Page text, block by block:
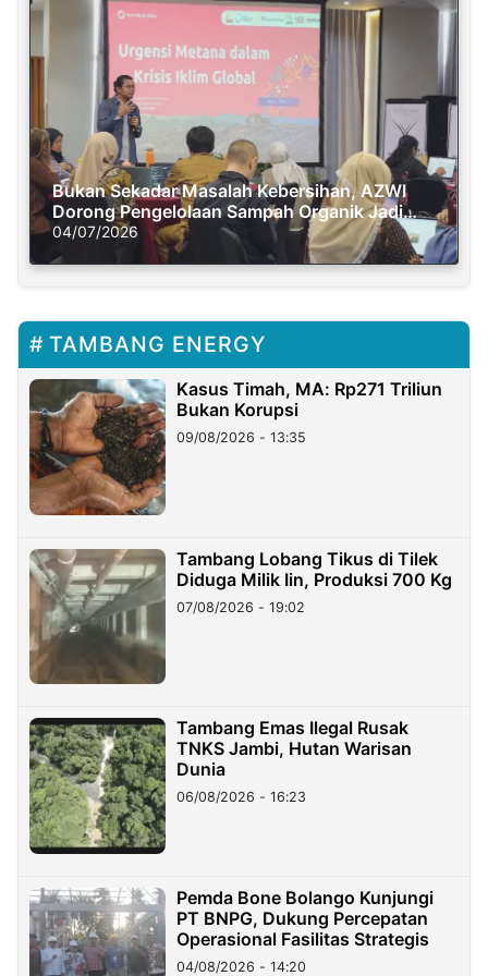
Bukan Sekadar Masalah Kebersihan, AZWI
Dorong Pengelolaan Sampah Organik Jadi
Solusi Krisis Iklim
04/07/2026
TAMBANG ENERGY
Kasus Timah, MA: Rp271 Triliun
Bukan Korupsi
09/08/2026 - 13:35
Tambang Lobang Tikus di Tilek
Diduga Milik Iin, Produksi 700 Kg
07/08/2026 - 19:02
Tambang Emas Ilegal Rusak
TNKS Jambi, Hutan Warisan
Dunia
06/08/2026 - 16:23
Pemda Bone Bolango Kunjungi
PT BNPG, Dukung Percepatan
Operasional Fasilitas Strategis
04/08/2026 - 14:20